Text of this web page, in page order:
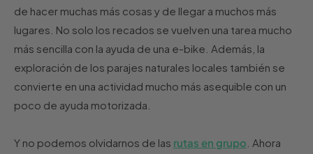
de hacer muchas más cosas y de llegar a muchos más
lugares. No solo los recados se vuelven una tarea mucho
más sencilla con la ayuda de una e-bike. Además, la
exploración de los parajes naturales locales también se
convierte en una actividad mucho más asequible con un
poco de ayuda motorizada.
Y no podemos olvidarnos de las rutas en grupo . Ahora